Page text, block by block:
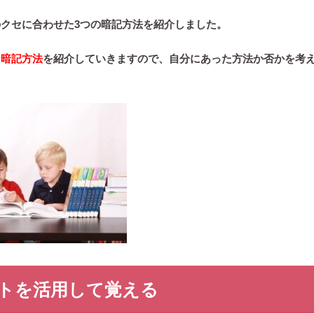
セに合わせた3つの暗記方法を紹介しました。
暗記方法を紹介していきますので、自分にあった方法か否かを考
を活用して覚える